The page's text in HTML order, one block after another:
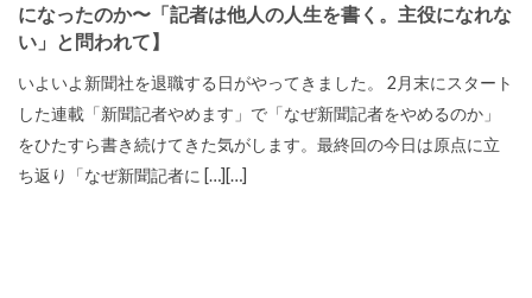
になったのか〜「記者は他人の人生を書く。主役になれな
い」と問われて】
いよいよ新聞社を退職する日がやってきました。 2月末にスタート
した連載「新聞記者やめます」で「なぜ新聞記者をやめるのか」
をひたすら書き続けてきた気がします。最終回の今日は原点に立
ち返り「なぜ新聞記者に […][…]